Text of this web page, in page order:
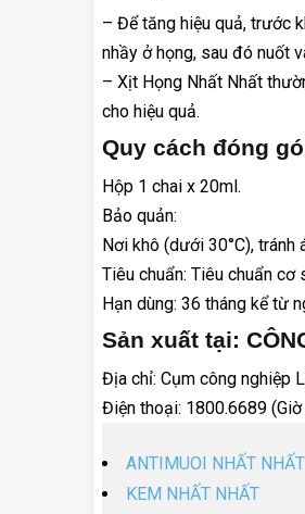
– Để tăng hiệu quả, trước
nhầy ở họng, sau đó nuốt
– Xịt Họng Nhất Nhất
cho hiệu quả.
Quy cách đóng
Hộp 1 chai x 20ml.
Bảo quản:
Nơi khô (dưới 30°C), tránh
Tiêu chuẩn: Tiêu chuẩn cơ
Hạn dùng: 36 tháng kể từ
Sản xuất tại:
Địa chỉ: Cụm công nghiệp
Điện thoại: 1800.6689
ANTIMUOI NHẤT NHẤT
KEM NHẤT NHẤT